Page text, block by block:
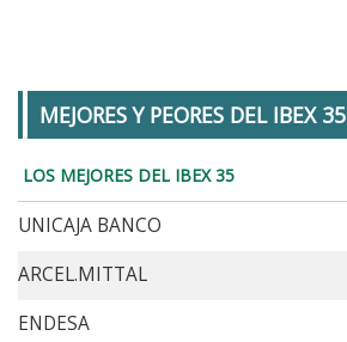
MEJORES Y PEORES DEL IBEX 35
LOS MEJORES DEL IBEX 35
UNICAJA BANCO
ARCEL.MITTAL
ENDESA